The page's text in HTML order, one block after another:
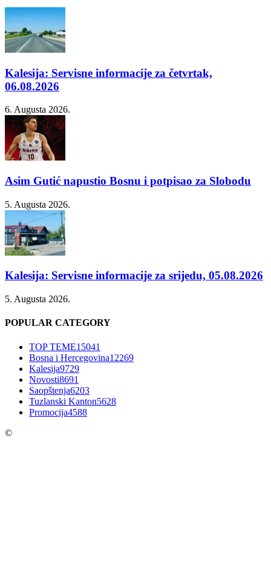
Kalesija: Servisne informacije za četvrtak,
06.08.2026
6. Augusta 2026.
Asim Gutić napustio Bosnu i potpisao za Slobodu
5. Augusta 2026.
Kalesija: Servisne informacije za srijedu, 05.08.2026
5. Augusta 2026.
POPULAR CATEGORY
TOP TEME15041
Bosna i Hercegovina12269
Kalesija9729
Novosti8691
Saopštenja6203
Tuzlanski Kanton5628
Promocija4588
©